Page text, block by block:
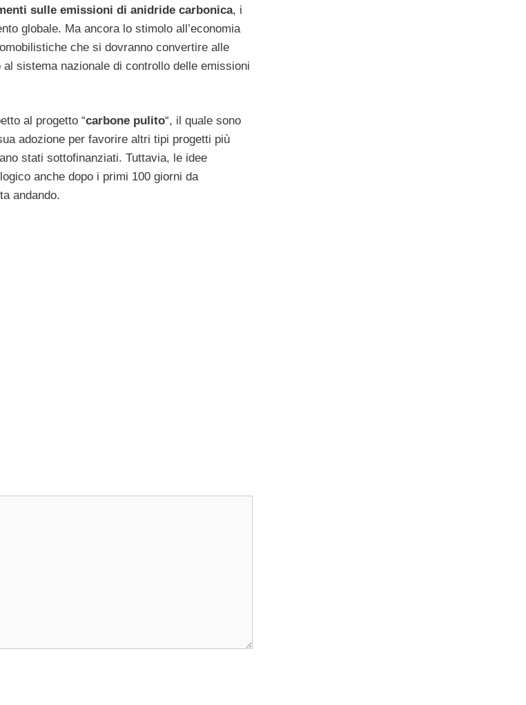
sulle emissioni di anidride carbonica, i
globale. Ma ancora lo stimolo all’economia
che si dovranno convertire alle
al sistema nazionale di controllo delle emissioni
al progetto “carbone pulito“, il quale sono
adozione per favorire altri tipi progetti più
stati sottofinanziati. Tuttavia, le idee
anche dopo i primi 100 giorni da
andando.